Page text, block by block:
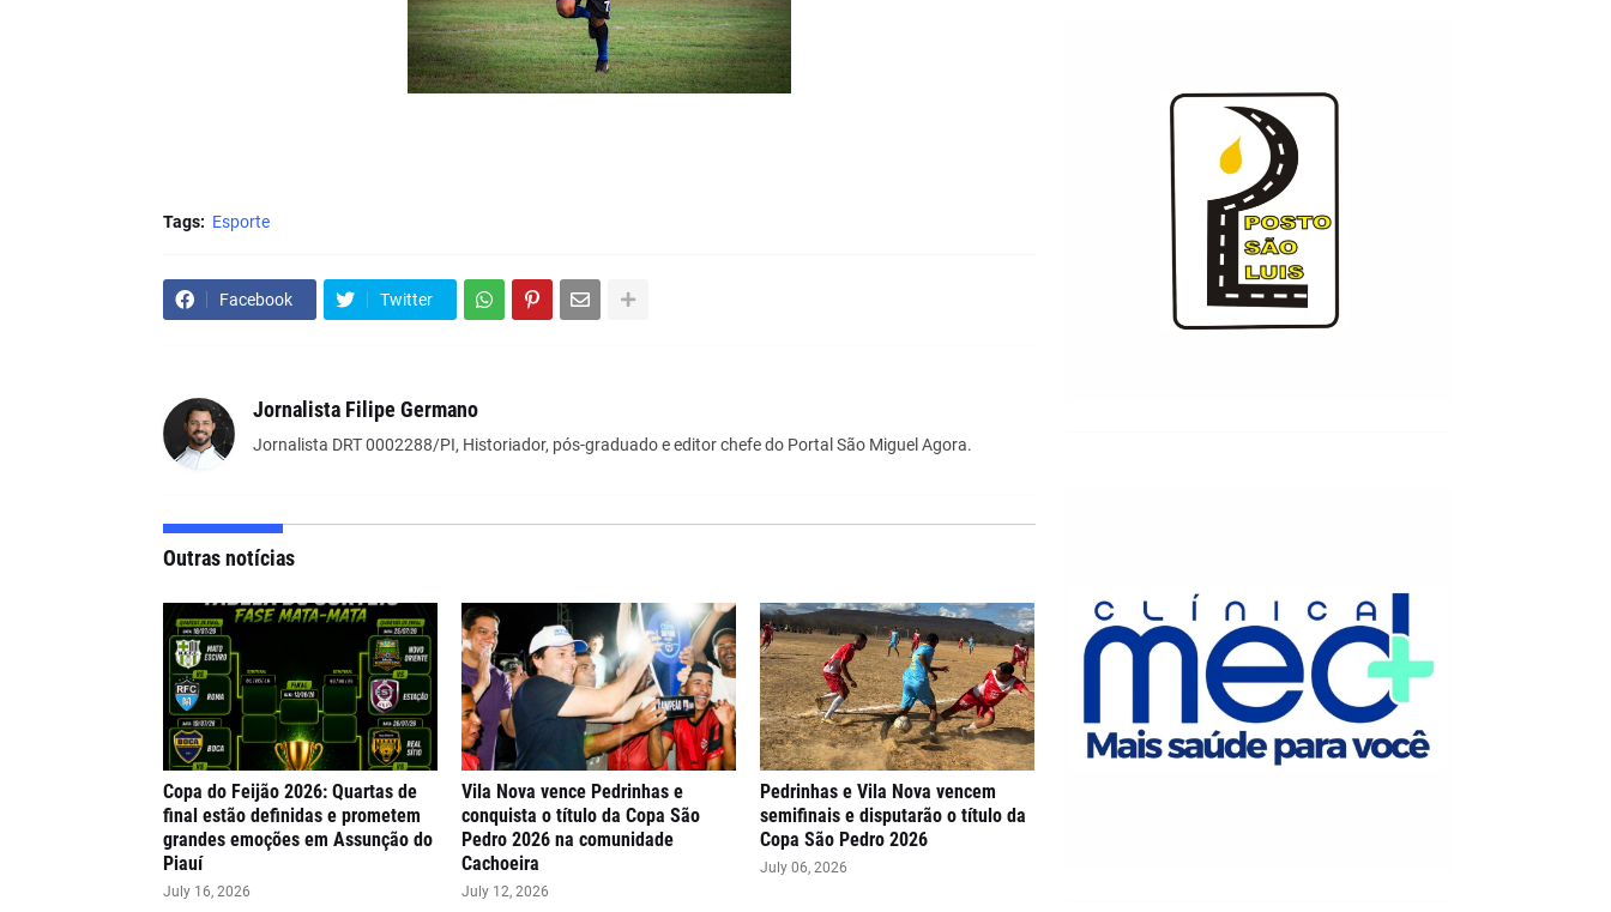
Tags: Esporte
Facebook Twitter
Jornalista Filipe Germano
Jornalista DRT 0002288/PI, Historiador, pós-graduado e editor chefe do Portal São Miguel Agora.
Outras notícias
Copa do Feijão 2026: Quartas de
final estão definidas e prometem
grandes emoções em Assunção do
Piauí
July 16, 2026
Vila Nova vence Pedrinhas e
conquista o título da Copa São
Pedro 2026 na comunidade
Cachoeira
July 12, 2026
Pedrinhas e Vila Nova vencem
semifinais e disputarão o título da
Copa São Pedro 2026
July 06, 2026